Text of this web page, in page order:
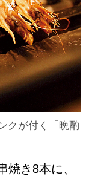
クが付く「晩酌
焼き8本に、